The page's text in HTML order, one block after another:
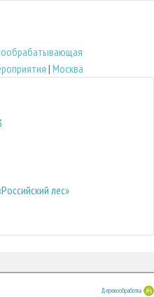
| Москва
лес»
Деревообработка